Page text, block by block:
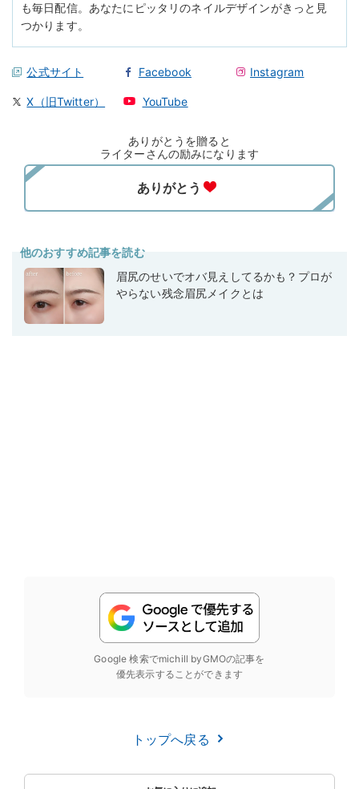
も毎日配信。あなたにピッタリのネイルデザインがきっと見
つかります。
公式サイト Facebook Instagram
X（旧Twitter） YouTube
ありがとうを贈ると
ライターさんの励みになります
他のおすすめ記事を読む
眉尻のせいでオバ見えしてるかも？プロが
やらない残念眉尻メイクとは
Google 検索でmichill byGMOの記事を
優先表示することができます
トップへ戻る